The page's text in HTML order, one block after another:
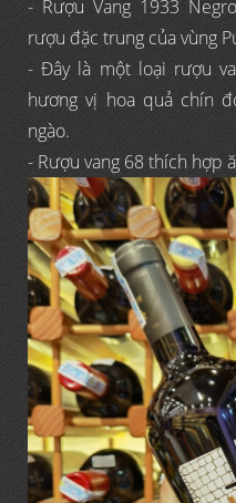
- Rượu Vang 1933
rượu đặc trung của vùng
- Đây là một loại rượu
hương vị hoa quả chín
ngào.
- Rượu vang 68 thích hợp